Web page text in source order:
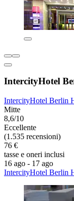
IntercityHotel
IntercityHotel Berlin
Mitte
8,6/10
Eccellente
(1.535 recensioni)
76 €
tasse e oneri inclusi
16 ago - 17 ago
IntercityHotel Berlin